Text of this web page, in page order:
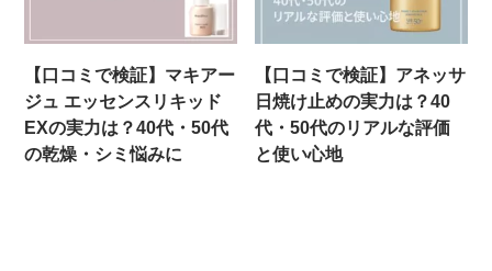
【口コミで検証】マキアー
ジュ エッセンスリキッド
EXの実力は？40代・50代
の乾燥・シミ悩みに
【口コミで検証】アネッサ
日焼け止めの実力は？40
代・50代のリアルな評価
と使い心地